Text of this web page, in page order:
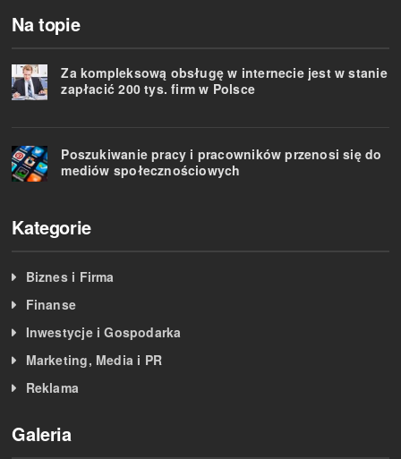
Na topie
Za kompleksową obsługę w internecie jest w stanie
zapłacić 200 tys. firm w Polsce
Poszukiwanie pracy i pracowników przenosi się do
mediów społecznościowych
Kategorie
Biznes i Firma
Finanse
Inwestycje i Gospodarka
Marketing, Media i PR
Reklama
Galeria